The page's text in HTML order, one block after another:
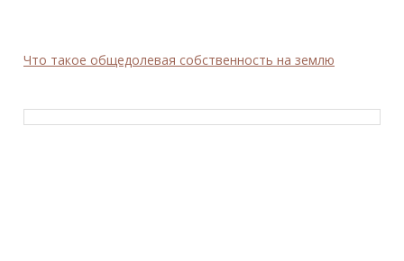
Что такое общедолевая собственность на землю